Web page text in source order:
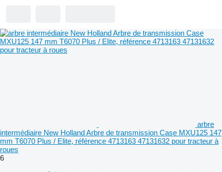
arbre
intermédiaire New Holland Arbre de transmission Case MXU125 147
mm T6070 Plus / Elite, référence 4713163 47131632 pour tracteur à
roues
6